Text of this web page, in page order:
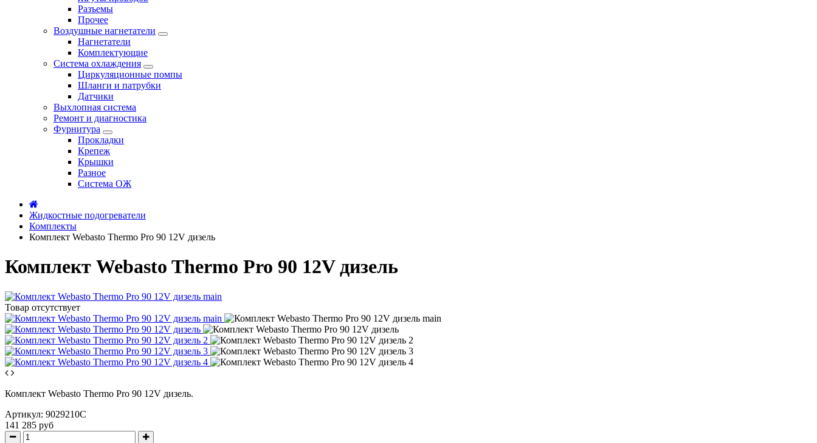
Разъемы
Прочее
Воздушные нагнетатели
Нагнетатели
Комплектующие
Система охлаждения
Циркуляционные помпы
Шланги и патрубки
Датчики
Выхлопная система
Ремонт и диагностика
Фурнитура
Прокладки
Крепеж
Крышки
Разное
Система ОЖ
Жидкостные подогреватели
Комплекты
Комплект Webasto Thermo Pro 90 12V дизель
Комплект Webasto Thermo Pro 90 12V дизель
Товар отсутствует
Комплект Webasto Thermo Pro 90 12V дизель.
Артикул: 9029210C
141 285 руб